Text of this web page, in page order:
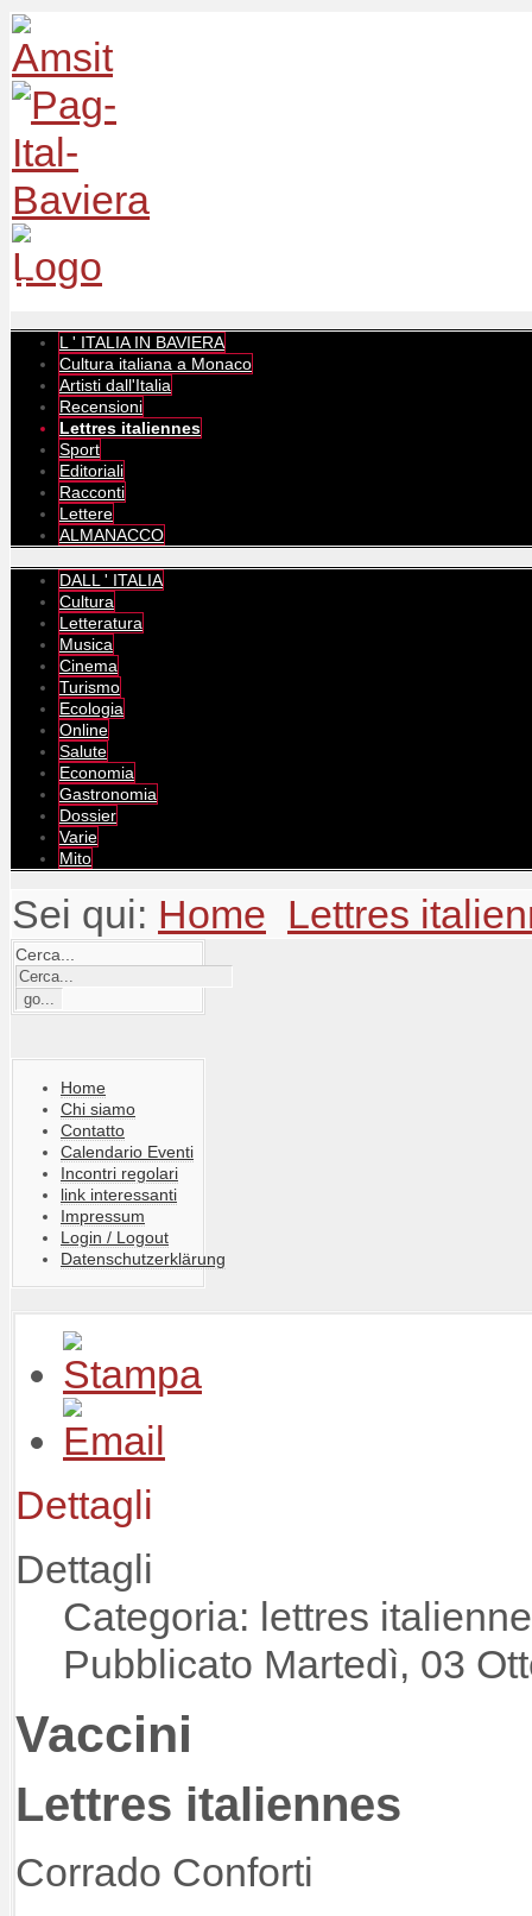
L ' ITALIA IN BAVIERA
Cultura italiana a Monaco
Artisti dall'Italia
Recensioni
Lettres italiennes
Sport
Editoriali
Racconti
Lettere
ALMANACCO
DALL ' ITALIA
Cultura
Letteratura
Musica
Cinema
Turismo
Ecologia
Online
Salute
Economia
Gastronomia
Dossier
Varie
Mito
Sei qui: Home Lettres
Cerca...
Home
Chi siamo
Contatto
Calendario Eventi
Incontri regolari
link interessanti
Impressum
Login / Logout
Datenschutzerklärung
Dettagli
Dettagli
Categoria: lettres
Pubblicato Martedì, 03
Vaccini
Lettres italiennes
Corrado Conforti